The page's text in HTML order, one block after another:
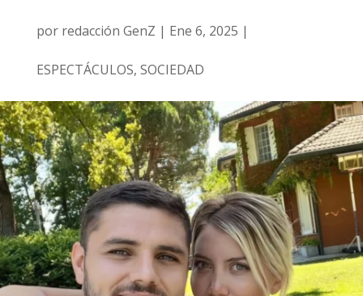
por redacción GenZ | Ene 6, 2025 |
ESPECTÁCULOS, SOCIEDAD